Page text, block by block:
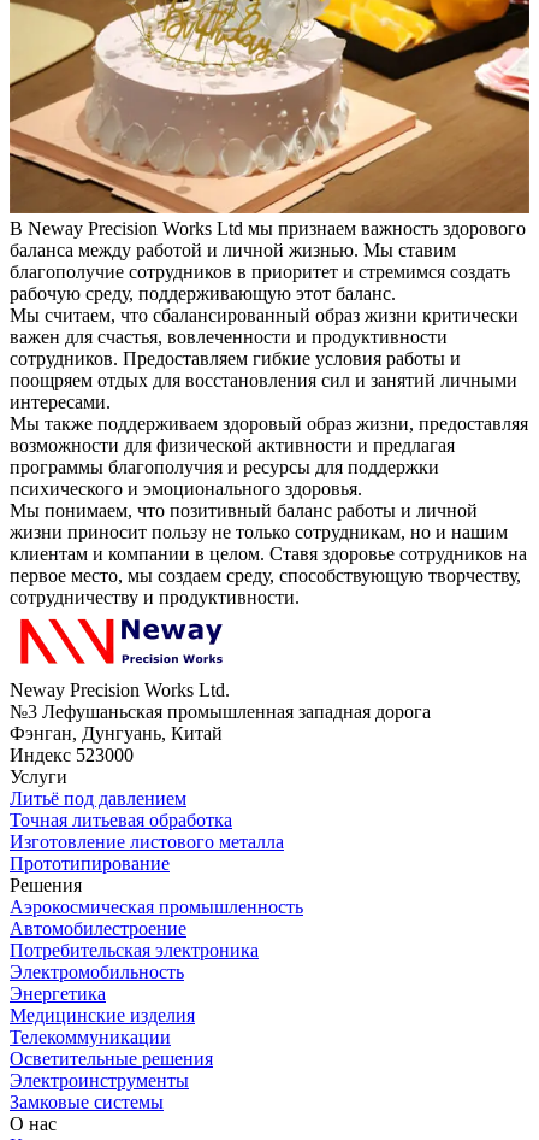
В Neway Precision Works Ltd мы признаем важность здорового
баланса между работой и личной жизнью. Мы ставим
благополучие сотрудников в приоритет и стремимся создать
рабочую среду, поддерживающую этот баланс.
Мы считаем, что сбалансированный образ жизни критически
важен для счастья, вовлеченности и продуктивности
сотрудников. Предоставляем гибкие условия работы и
поощряем отдых для восстановления сил и занятий личными
интересами.
Мы также поддерживаем здоровый образ жизни, предоставляя
возможности для физической активности и предлагая
программы благополучия и ресурсы для поддержки
психического и эмоционального здоровья.
Мы понимаем, что позитивный баланс работы и личной
жизни приносит пользу не только сотрудникам, но и нашим
клиентам и компании в целом. Ставя здоровье сотрудников на
первое место, мы создаем среду, способствующую творчеству,
сотрудничеству и продуктивности.
Neway Precision Works Ltd.
№3 Лефушаньская промышленная западная дорога
Фэнган, Дунгуань, Китай
Индекс 523000
Услуги
Литьё под давлением
Точная литьевая обработка
Изготовление листового металла
Прототипирование
Решения
Аэрокосмическая промышленность
Автомобилестроение
Потребительская электроника
Электромобильность
Энергетика
Медицинские изделия
Телекоммуникации
Осветительные решения
Электроинструменты
Замковые системы
О нас